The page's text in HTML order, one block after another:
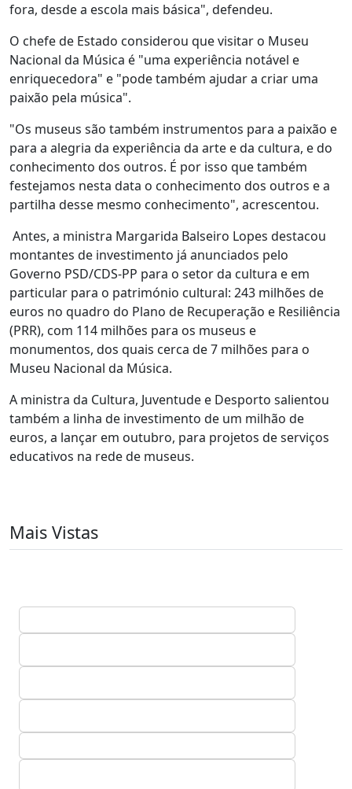
fora, desde a escola mais básica", defendeu.
O chefe de Estado considerou que visitar o Museu
Nacional da Música é "uma experiência notável e
enriquecedora" e "pode também ajudar a criar uma
paixão pela música".
"Os museus são também instrumentos para a paixão e
para a alegria da experiência da arte e da cultura, e do
conhecimento dos outros. É por isso que também
festejamos nesta data o conhecimento dos outros e a
partilha desse mesmo conhecimento", acrescentou.
Antes, a ministra Margarida Balseiro Lopes destacou
montantes de investimento já anunciados pelo
Governo PSD/CDS-PP para o setor da cultura e em
particular para o património cultural: 243 milhões de
euros no quadro do Plano de Recuperação e Resiliência
(PRR), com 114 milhões para os museus e
monumentos, dos quais cerca de 7 milhões para o
Museu Nacional da Música.
A ministra da Cultura, Juventude e Desporto salientou
também a linha de investimento de um milhão de
euros, a lançar em outubro, para projetos de serviços
educativos na rede de museus.
Mais Vistas